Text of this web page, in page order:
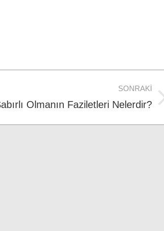
SONRAKI
Olmanın Faziletleri Nelerdir?